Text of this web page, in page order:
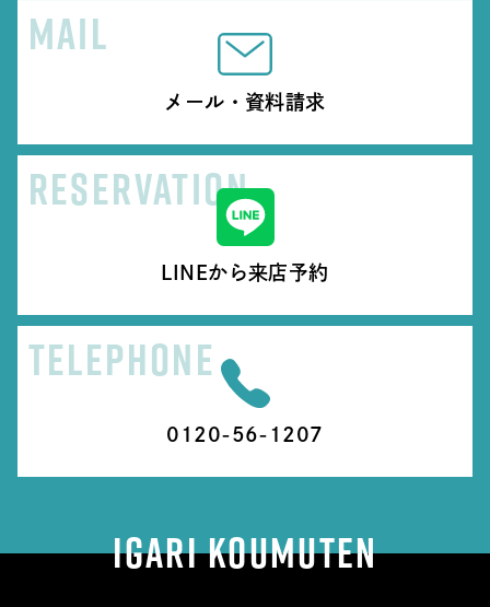
MAIL
メール・資料請求
RESERVATION
LINEから来店予約
TELEPHONE
0120-56-1207
IGARI KOUMUTEN